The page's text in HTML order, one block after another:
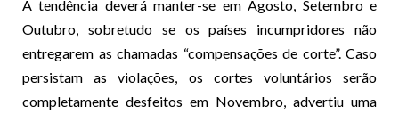
A tendência deverá manter-se em Agosto, Setembro e
Outubro, sobretudo se os países incumpridores não
entregarem as chamadas “compensações de corte”. Caso
persistam as violações, os cortes voluntários serão
completamente desfeitos em Novembro, advertiu uma